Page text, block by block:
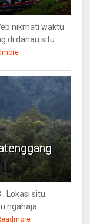
nikmati waktu
di danau situ
Lokasi situ
ngahaja